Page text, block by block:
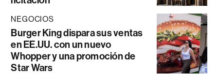
NEGOCIOS
Burger King dispara sus ventas
en EE.UU. con un nuevo
Whopper y una promoción de
Star Wars